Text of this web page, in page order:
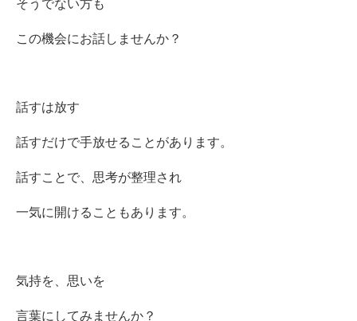
この機会にお話しませんか？
話すは放す
話すだけで手放せることがあります。
話すことで、思考が整理され
一気に開けることもあります。
気持を、思いを
言葉にしてみませんか？